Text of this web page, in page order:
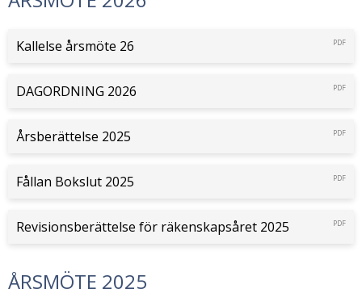
Kallelse årsmöte 26 PDF
DAGORDNING 2026 PDF
Årsberättelse 2025 PDF
Fållan Bokslut 2025 PDF
Revisionsberättelse för räkenskapsåret 2025 PDF
ÅRSMÖTE 2025